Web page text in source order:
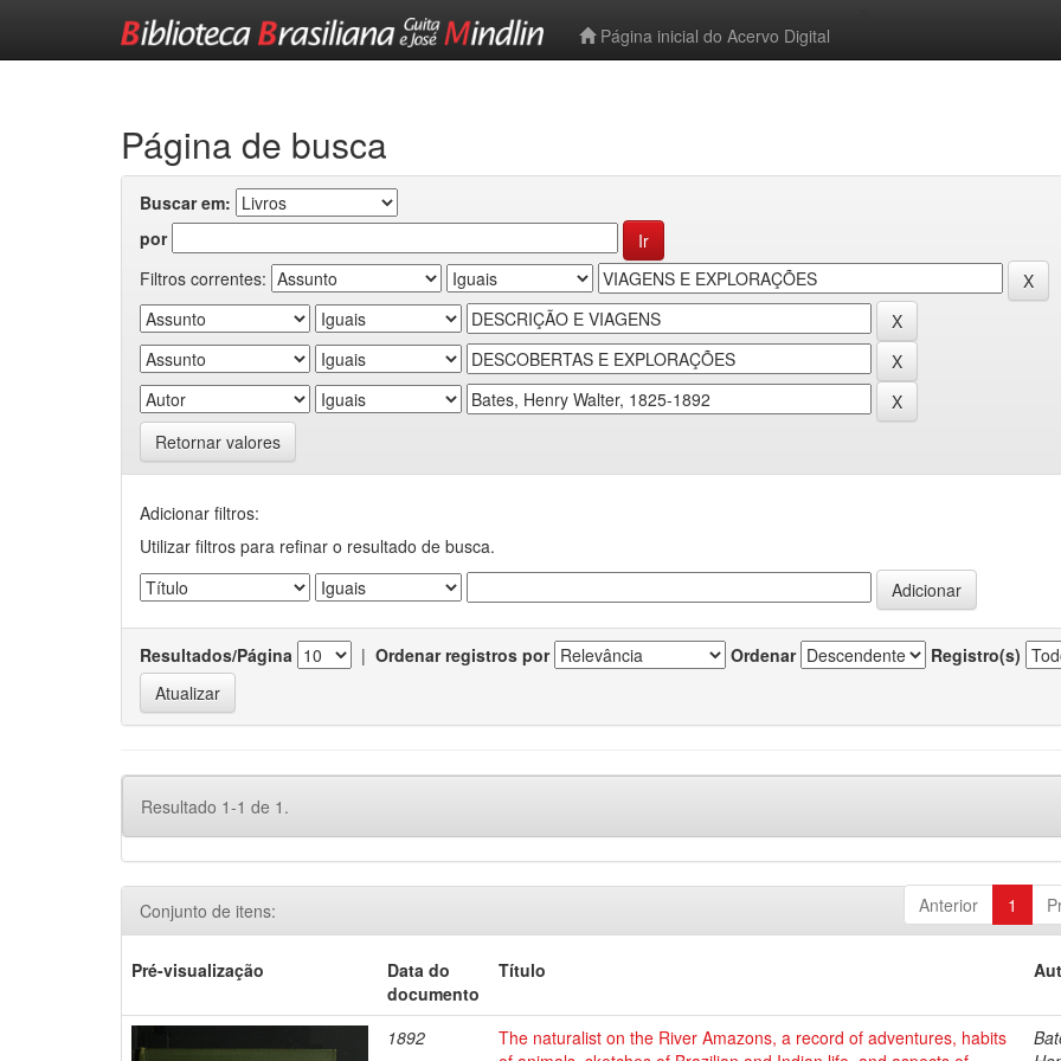
Página inicial do Acervo Digital
Página de busca
Buscar em:
por
Filtros correntes:
Retornar valores
Adicionar filtros:
Utilizar filtros para refinar o resultado de busca.
Resultados/Página | Ordenar registros por Ordenar Registro(s)
Resultado 1-1 de 1.
Anterior 1
Conjunto de itens:
Pré-visualização
Data do
documento
Título
1892
The naturalist on the River Amazons, a record of adventures, habits